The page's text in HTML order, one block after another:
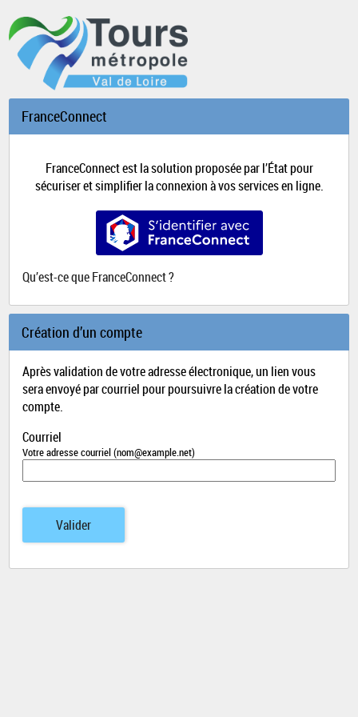
FranceConnect
FranceConnect est la solution proposée par l’État pour
sécuriser et simplifier la connexion à vos services en ligne.
S’identifier avec FranceConnect
Qu’est-ce que FranceConnect ?
Création d’un compte
Après validation de votre adresse électronique, un lien vous
sera envoyé par courriel pour poursuivre la création de votre
compte.
Courriel
Votre adresse courriel (nom@example.net)
Valider